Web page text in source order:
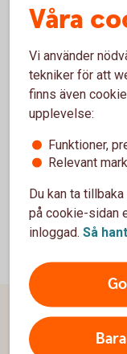
Mora
Våra
Vi använder
tekniker för att
finns även
upplevelse:
Funktioner,
Relevant
Du kan ta
på cookie-sidan
inloggad. Så
Sidfot
Hitta